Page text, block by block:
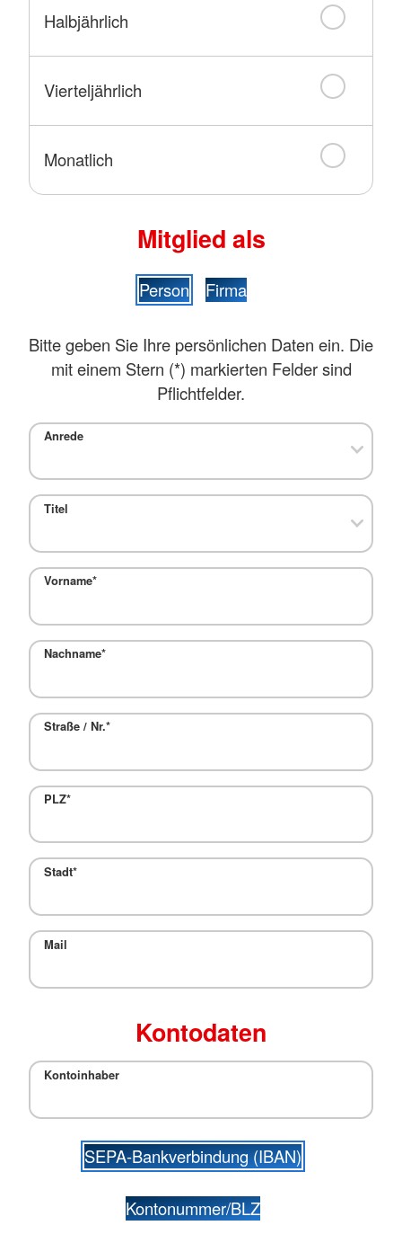
Halbjährlich
Vierteljährlich
Monatlich
Mitglied als
Person Firma
Bitte geben Sie Ihre persönlichen Daten ein. Die
mit einem Stern (*) markierten Felder sind
Pflichtfelder.
Anrede
Titel
Vorname*
Nachname*
Straße / Nr.*
PLZ*
Stadt*
Mail
Kontodaten
Kontoinhaber
SEPA-Bankverbindung (IBAN)
Kontonummer/BLZ